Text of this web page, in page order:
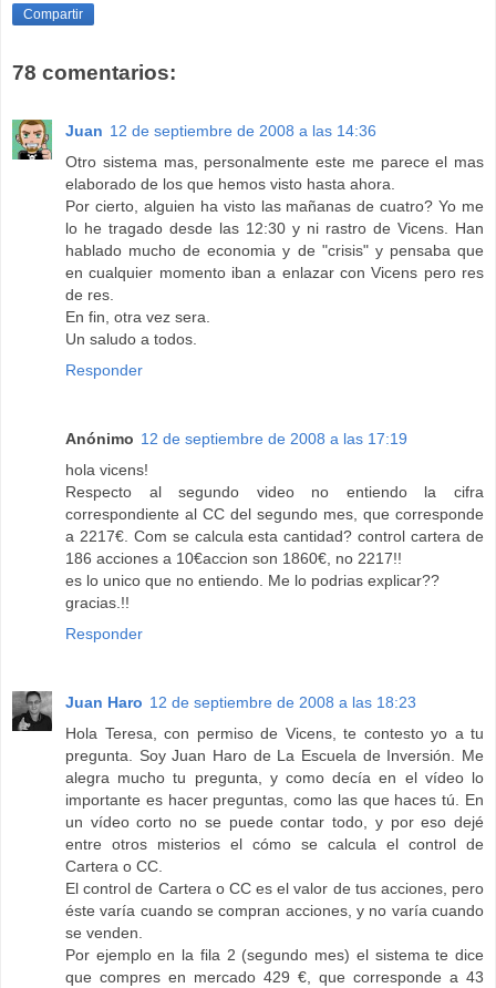
Compartir
78 comentarios:
Juan 12 de septiembre de 2008 a las 14:36
Otro sistema mas, personalmente este me parece el mas
elaborado de los que hemos visto hasta ahora.
Por cierto, alguien ha visto las mañanas de cuatro? Yo me
lo he tragado desde las 12:30 y ni rastro de Vicens. Han
hablado mucho de economia y de "crisis" y pensaba que
en cualquier momento iban a enlazar con Vicens pero res
de res.
En fin, otra vez sera.
Un saludo a todos.
Responder
Anónimo 12 de septiembre de 2008 a las 17:19
hola vicens!
Respecto al segundo video no entiendo la cifra
correspondiente al CC del segundo mes, que corresponde
a 2217€. Com se calcula esta cantidad? control cartera de
186 acciones a 10€accion son 1860€, no 2217!!
es lo unico que no entiendo. Me lo podrias explicar??
gracias.!!
Responder
Juan Haro 12 de septiembre de 2008 a las 18:23
Hola Teresa, con permiso de Vicens, te contesto yo a tu
pregunta. Soy Juan Haro de La Escuela de Inversión. Me
alegra mucho tu pregunta, y como decía en el vídeo lo
importante es hacer preguntas, como las que haces tú. En
un vídeo corto no se puede contar todo, y por eso dejé
entre otros misterios el cómo se calcula el control de
Cartera o CC.
El control de Cartera o CC es el valor de tus acciones, pero
éste varía cuando se compran acciones, y no varía cuando
se venden.
Por ejemplo en la fila 2 (segundo mes) el sistema te dice
que compres en mercado 429 €, que corresponde a 43